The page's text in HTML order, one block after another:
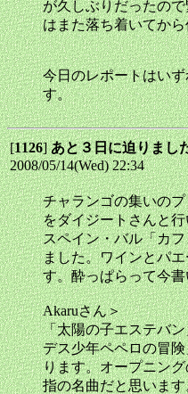
が久しぶりだったの
はまた落ち着いてか
今日のレポートはい
す。
[1126]あと３日に迫りまし
2008/05/14(Wed) 22:34
チャランゴの集いの
をダイジートさんと
スペイン・バル「カ
ました。ワインとパ
す。酔っぱらって今
Akaruさん＞
「太陽の子エステバ
デス少年ペペロの冒
ります。オープニン
指の名曲だと思いま